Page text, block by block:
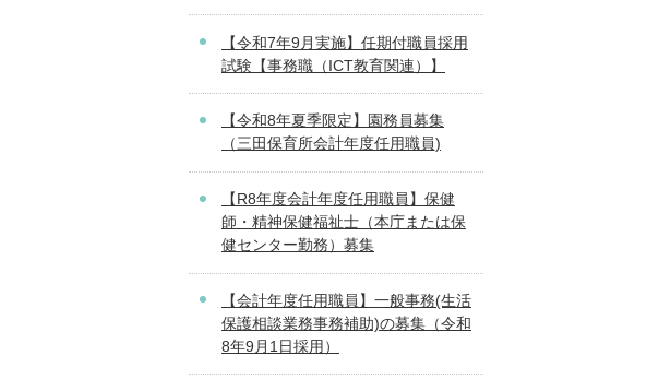
【令和7年9月実施】任期付職員採用
試験【事務職（ICT教育関連）】
【令和8年夏季限定】園務員募集
（三田保育所会計年度任用職員)
【R8年度会計年度任用職員】保健
師・精神保健福祉士（本庁または保
健センター勤務）募集
【会計年度任用職員】一般事務(生活
保護相談業務事務補助)の募集（令和
8年9月1日採用）